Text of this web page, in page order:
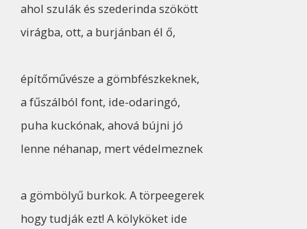
ahol szulák és szederinda szökött
virágba, ott, a burjánban él ő,
építőművésze a gömbfészkeknek,
a fűszálból font, ide-odaringó,
puha kuckónak, ahová bújni jó
lenne néhanap, mert védelmeznek
a gömbölyű burkok. A törpeegerek
hogy tudják ezt! A kölyköket ide